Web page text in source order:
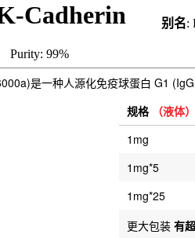
Cadherin 别名:
Purity: 99%
是一种人源化免疫球蛋白 G1
规格 （液体）
1mg
1mg*5
1mg*25
更大包装 有